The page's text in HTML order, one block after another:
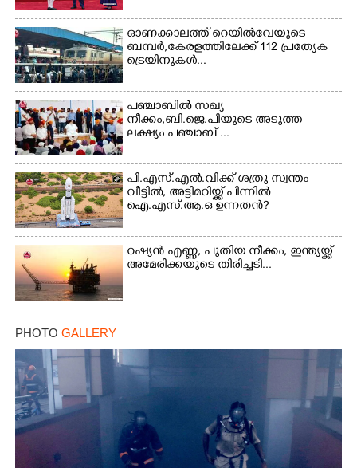
ഓണക്കാലത്ത് റെയിൽവേയുടെ
ബമ്പർ,കേരളത്തിലേക്ക് 112 പ്രത്യേക
ട്രെയിനുകൾ...
പഞ്ചാബില്‍ സഖ്യ
നീക്കം,ബി.ജെ.പിയുടെ അടുത്ത
ലക്ഷ്യം പഞ്ചാബ് ...
പി.എസ്.എൽ.വിക്ക് ശത്രു സ്വന്തം
വീട്ടിൽ, അട്ടിമറിയ്ക്ക് പിന്നിൽ
ഐ.എസ്.ആ.ഒ ഉന്നതൻ?
റഷ്യൻ എണ്ണ, പുതിയ നീക്കം, ഇന്ത്യയ്ക്ക്
അമേരിക്കയുടെ തിരിച്ചടി...
PHOTO GALLERY
Copy Link